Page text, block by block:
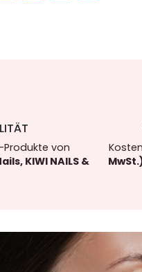
von
KIWI NAILS &